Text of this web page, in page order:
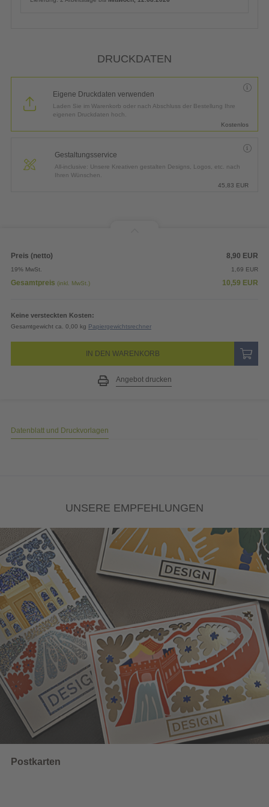
DRUCKDATEN
Eigene Druckdaten verwenden
Laden Sie im Warenkorb oder nach Abschluss der Bestellung Ihre
eigenen Druckdaten hoch.
Kostenlos
Gestaltungsservice
All-inclusive: Unsere Kreativen gestalten Designs, Logos, etc. nach
Ihren Wünschen.
45,83 EUR
Preis (netto) 8,90 EUR
19% MwSt. 1,69 EUR
Gesamtpreis (inkl. MwSt.) 10,59 EUR
Keine versteckten Kosten:
Gesamtgewicht ca. 0,00 kg Papiergewichtsrechner
IN DEN WARENKORB
Angebot drucken
Datenblatt und Druckvorlagen
UNSERE EMPFEHLUNGEN